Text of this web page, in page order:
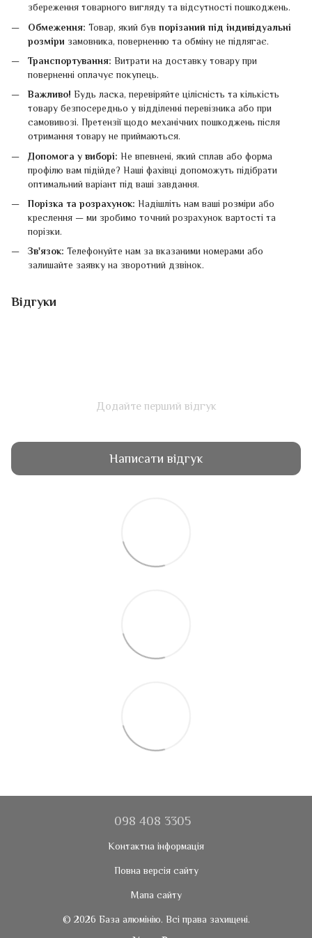
збереження товарного вигляду та відсутності пошкоджень.
Обмеження: Товар, який був порізаний під індивідуальні
розміри замовника, поверненню та обміну не підлягає.
Транспортування: Витрати на доставку товару при
поверненні оплачує покупець.
Важливо! Будь ласка, перевіряйте цілісність та кількість
товару безпосередньо у відділенні перевізника або при
самовивозі. Претензії щодо механічних пошкоджень після
отримання товару не приймаються.
Допомога у виборі: Не впевнені, який сплав або форма
профілю вам підійде? Наші фахівці допоможуть підібрати
оптимальний варіант під ваші завдання.
Порізка та розрахунок: Надішліть нам ваші розміри або
креслення — ми зробимо точний розрахунок вартості та
порізки.
Зв'язок: Телефонуйте нам за вказаними номерами або
залишайте заявку на зворотний дзвінок.
Відгуки
Додайте перший відгук
Написати відгук
098 408 3305
Контактна інформація
Повна версія сайту
Мапа сайту
© 2026 База алюмінію. Всі права захищені.